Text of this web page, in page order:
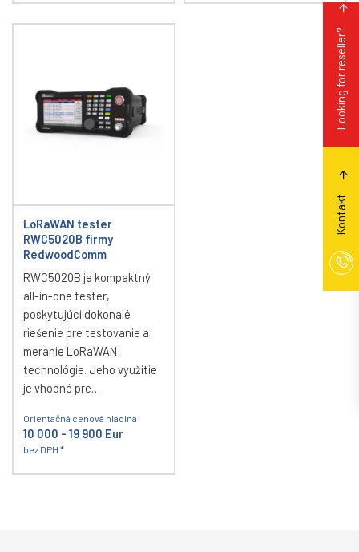
LoRaWAN tester
RWC5020B firmy
RedwoodComm
RWC5020B je kompaktný
all-in-one tester,
poskytujúci dokonalé
riešenie pre testovanie a
meranie LoRaWAN
technológie. Jeho využitie
je vhodné pre…
Orientačná cenová hladina
10 000 - 19 900 Eur
bez DPH *
Kontakt
Looking for reseller?